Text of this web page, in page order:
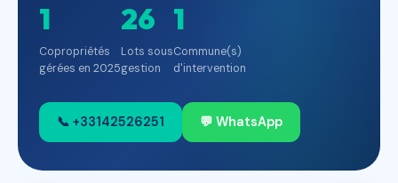
1
Copropriétés
gérées en 2025
26
Lots sous
gestion
1
Commune(s)
d'intervention
📞 +33142526251 💬 WhatsApp